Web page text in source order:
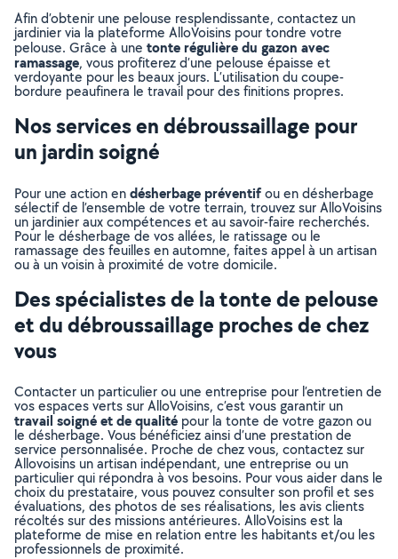
Afin d’obtenir une pelouse resplendissante, contactez un
jardinier via la plateforme AlloVoisins pour tondre votre
pelouse. Grâce à une tonte régulière du gazon avec
ramassage, vous profiterez d’une pelouse épaisse et
verdoyante pour les beaux jours. L’utilisation du coupe-
bordure peaufinera le travail pour des finitions propres.
Nos services en débroussaillage pour
un jardin soigné
Pour une action endésherbage préventifou en désherbage
sélectif de l’ensemble de votre terrain, trouvez sur AlloVoisins
un jardinier aux compétences et au savoir-faire recherchés.
Pour le désherbage de vos allées, le ratissage ou le
ramassage des feuilles en automne, faites appel à un artisan
ou à un voisin à proximité de votre domicile.
Des spécialistes de la tonte de pelouse
et du débroussaillage proches de chez
vous
Contacter un particulier ou une entreprise pour l’entretien de
vos espaces verts sur AlloVoisins, c’est vous garantir un
travail soigné et de qualité pour la tonte de votre gazon ou
le désherbage. Vous bénéficiez ainsi d’une prestation de
service personnalisée. Proche de chez vous, contactez sur
Allovoisins un artisan indépendant, une entreprise ou un
particulier qui répondra à vos besoins. Pour vous aider dans le
choix du prestataire, vous pouvez consulter son profil et ses
évaluations, des photos de ses réalisations, les avis clients
récoltés sur des missions antérieures. AlloVoisins est la
plateforme de mise en relation entre les habitants et/ou les
professionnels de proximité.